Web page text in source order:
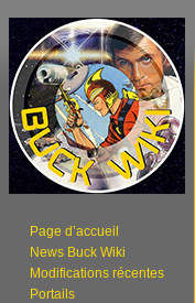
Page d’accueil
News Buck Wiki
Modifications récentes
Portails